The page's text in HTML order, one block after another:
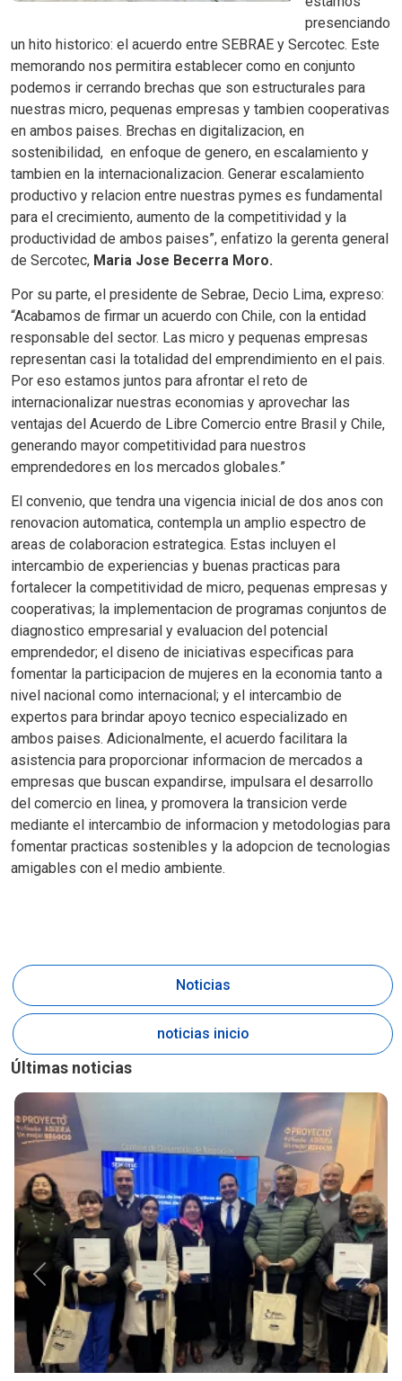
presenciando
un hito historico: el acuerdo entre SEBRAE y Sercotec. Este
memorando nos permitira establecer como en conjunto
podemos ir cerrando brechas que son estructurales para
nuestras micro, pequenas empresas y tambien cooperativas
en ambos paises. Brechas en digitalizacion, en
sostenibilidad, en enfoque de genero, en escalamiento y
tambien en la internacionalizacion. Generar escalamiento
productivo y relacion entre nuestras pymes es fundamental
para el crecimiento, aumento de la competitividad y la
productividad de ambos paises”, enfatizo la gerenta general
de Sercotec, Maria Jose Becerra Moro.
Por su parte, el presidente de Sebrae, Decio Lima, expreso:
“Acabamos de firmar un acuerdo con Chile, con la entidad
responsable del sector. Las micro y pequenas empresas
representan casi la totalidad del emprendimiento en el pais.
Por eso estamos juntos para afrontar el reto de
internacionalizar nuestras economias y aprovechar las
ventajas del Acuerdo de Libre Comercio entre Brasil y Chile,
generando mayor competitividad para nuestros
emprendedores en los mercados globales.”
El convenio, que tendra una vigencia inicial de dos anos con
renovacion automatica, contempla un amplio espectro de
areas de colaboracion estrategica. Estas incluyen el
intercambio de experiencias y buenas practicas para
fortalecer la competitividad de micro, pequenas empresas y
cooperativas; la implementacion de programas conjuntos de
diagnostico empresarial y evaluacion del potencial
emprendedor; el diseno de iniciativas especificas para
fomentar la participacion de mujeres en la economia tanto a
nivel nacional como internacional; y el intercambio de
expertos para brindar apoyo tecnico especializado en
ambos paises. Adicionalmente, el acuerdo facilitara la
asistencia para proporcionar informacion de mercados a
empresas que buscan expandirse, impulsara el desarrollo
del comercio en linea, y promovera la transicion verde
mediante el intercambio de informacion y metodologias para
fomentar practicas sostenibles y la adopcion de tecnologias
amigables con el medio ambiente.
Noticias
noticias inicio
Últimas noticias
Anterior